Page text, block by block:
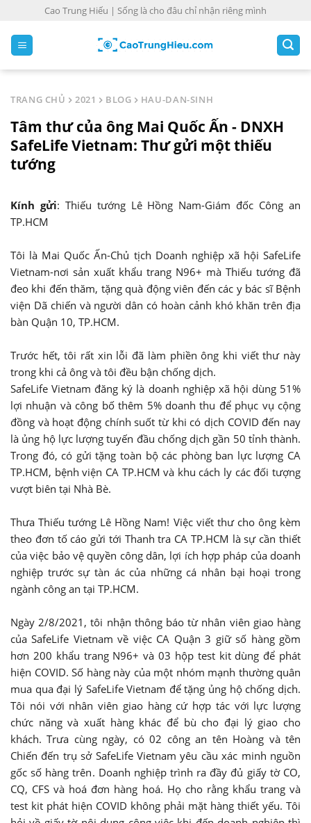
Cao Trung Hiếu | Sống là cho đâu chỉ nhận riêng mình
TRANG CHỦ 2021 BLOG HAU-DAN-SINH
Tâm thư của ông Mai Quốc Ấn - DNXH
SafeLife Vietnam: Thư gửi một thiếu
tướng
Kính gửi: Thiếu tướng Lê Hồng Nam-Giám đốc Công an
TP.HCM
Tôi là Mai Quốc Ấn-Chủ tịch Doanh nghiệp xã hội SafeLife
Vietnam-nơi sản xuất khẩu trang N96+ mà Thiếu tướng đã
đeo khi đến thăm, tặng quà động viên đến các y bác sĩ Bệnh
viện Dã chiến và người dân có hoàn cảnh khó khăn trên địa
bàn Quận 10, TP.HCM.
Trước hết, tôi rất xin lỗi đã làm phiền ông khi viết thư này
trong khi cả ông và tôi đều bận chống dịch.
SafeLife Vietnam đăng ký là doanh nghiệp xã hội dùng 51%
lợi nhuận và công bố thêm 5% doanh thu để phục vụ cộng
đồng và hoạt động chính suốt từ khi có dịch COVID đến nay
là ủng hộ lực lượng tuyến đầu chống dịch gần 50 tỉnh thành.
Trong đó, có gửi tặng toàn bộ các phòng ban lực lượng CA
TP.HCM, bệnh viện CA TP.HCM và khu cách ly các đối tượng
vượt biên tại Nhà Bè.
Thưa Thiếu tướng Lê Hồng Nam! Việc viết thư cho ông kèm
theo đơn tố cáo gửi tới Thanh tra CA TP.HCM là sự cần thiết
của việc bảo vệ quyền công dân, lợi ích hợp pháp của doanh
nghiệp trước sự tàn ác của những cá nhân bại hoại trong
ngành công an tại TP.HCM.
Ngày 2/8/2021, tôi nhận thông báo từ nhân viên giao hàng
của SafeLife Vietnam về việc CA Quận 3 giữ số hàng gồm
hơn 200 khẩu trang N96+ và 03 hộp test kit dùng để phát
hiện COVID. Số hàng này của một nhóm mạnh thường quân
mua qua đại lý SafeLife Vietnam để tặng ủng hộ chống dịch.
Tôi nói với nhân viên giao hàng cứ hợp tác với lực lượng
chức năng và xuất hàng khác để bù cho đại lý giao cho
khách. Trưa cùng ngày, có 02 công an tên Hoàng và tên
Chiến đến trụ sở SafeLife Vietnam yêu cầu xác minh nguồn
gốc số hàng trên. Doanh nghiệp trình ra đầy đủ giấy tờ CO,
CQ, CFS và hoá đơn hàng hoá. Họ cho rằng khẩu trang và
test kit phát hiện COVID không phải mặt hàng thiết yếu. Tôi